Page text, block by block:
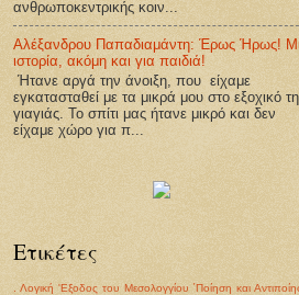
ανθρωποκεντρικής κοιν...
Αλέξανδρου Παπαδιαμάντη: Έρως Ήρως!
ιστορία, ακόμη και για παιδιά!
Ήτανε αργά την άνοιξη, που είχαμε
εγκατασταθεί με τα μικρά μου στο εξοχικό
γιαγιάς. Το σπίτι μας ήτανε μικρό και δεν
είχαμε χώρο για π...
Ετικέτες
. Λογική 'Εξοδος του Μεσολογγίου ΄Ποίηση και